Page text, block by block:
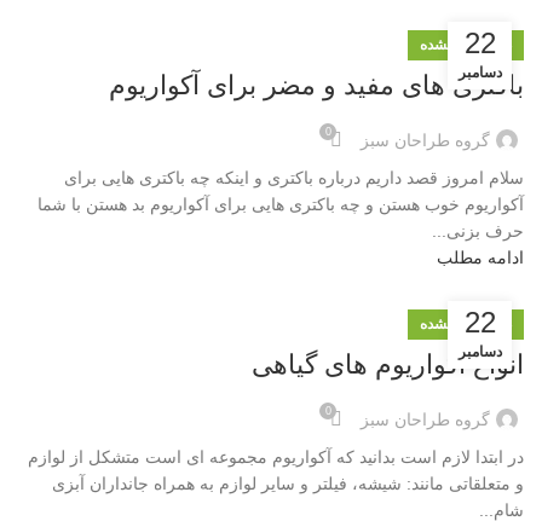
22
دسامبر
دسته‌بندی نشده
باکتری های مفید و مضر برای آکواریوم
گروه طراحان سبز 0
سلام امروز قصد داریم درباره باکتری و اینکه چه باکتری هایی برای
آکواریوم خوب هستن و چه باکتری هایی برای آکواریوم بد هستن با شما
حرف بزنی...
ادامه مطلب
22
دسامبر
دسته‌بندی نشده
انواع آکواریوم های گیاهی
گروه طراحان سبز 0
در ابتدا لازم است بدانید که آکواریوم مجموعه ای است متشکل از لوازم
و متعلقاتی مانند: شیشه، فیلتر و سایر لوازم به همراه جانداران آبزی
شام...